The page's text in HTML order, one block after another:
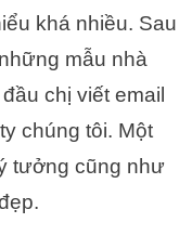
khá nhiều. Sau
mẫu nhà
chị viết email
chúng tôi. Một
tưởng cũng như